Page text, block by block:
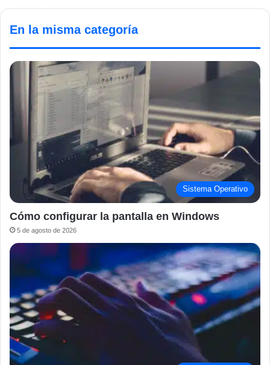
En la misma categoría
Sistema Operativo
Cómo configurar la pantalla en Windows
5 de agosto de 2026